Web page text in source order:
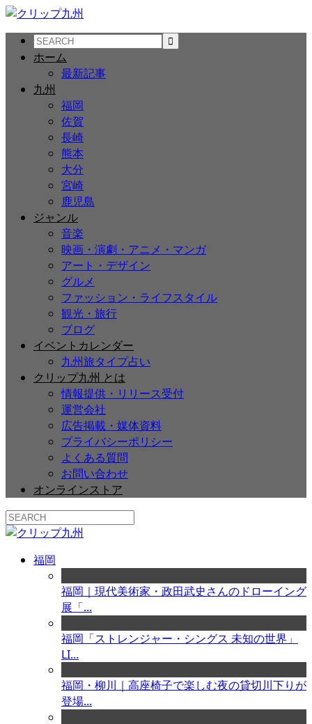
ホーム
最新記事
九州
福岡
佐賀
長崎
熊本
大分
宮崎
鹿児島
ジャンル
音楽
映画・演劇・アニメ・マンガ
アート・デザイン
グルメ
ファッション・ライフスタイル
観光・旅行
ブログ
イベントカレンダー
九州旅タイプ占い
クリップ九州 とは
情報提供・リリース受付
運営会社
広告掲載・媒体資料
プライバシーポリシー
よくある質問
お問い合わせ
オンラインストア
福岡
福岡｜現代美術家・政田武史さんのドローイング
展「...
福岡「ストレンジャー・シングス 未知の世界」
LI...
福岡・柳川｜高座椅子で楽しむ夜の貸切川下りが
登場...